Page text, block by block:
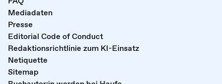
Mediadaten
Presse
Editorial Code of Conduct
Redaktionsrichtlinie zum KI-Einsatz
Netiquette
Sitemap